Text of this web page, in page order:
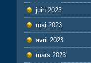
juin 2023
mai 2023
avril 2023
mars 2023